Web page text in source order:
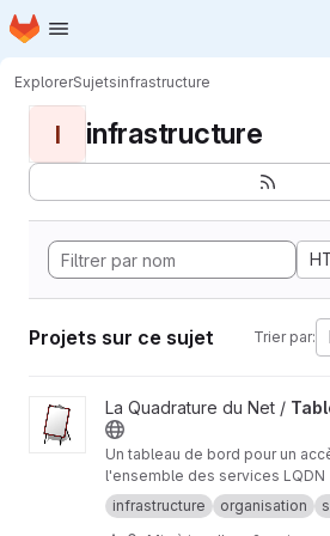
Passer au contenu principal
Page d'accueil
ExplorerSujetsinfrastructure
I infrastructure
Projets sur ce sujet Trier par:
Afficher le projet Tableau De Bord
La Quadrature du Net /
Un tableau de bord pour un
l'ensemble des services LQDN
infrastructure
organisation